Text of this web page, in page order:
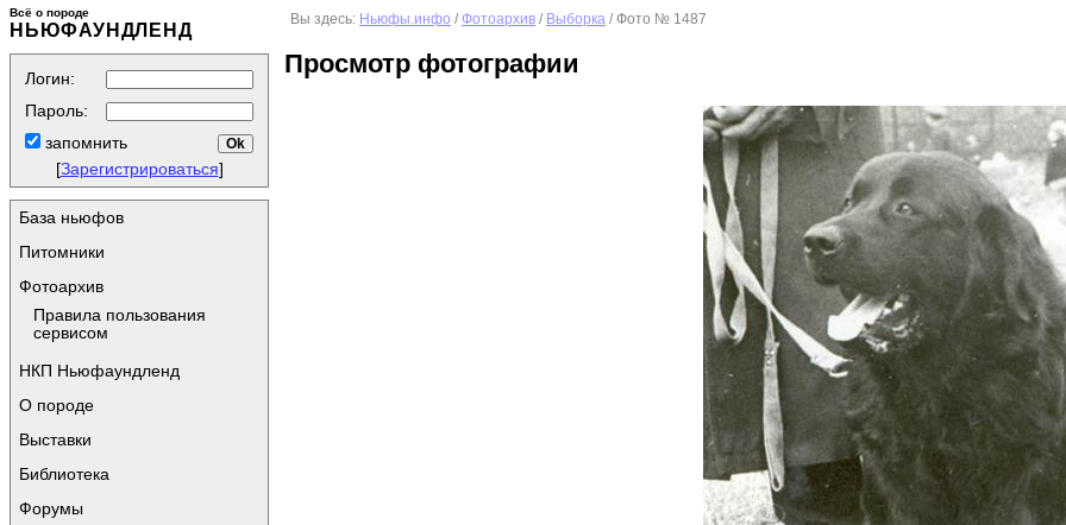
Всё о породе
НЬЮФАУНДЛЕНД
Логин:
Пароль:
запомнить
[Зарегистрироваться]
База ньюфов
Питомники
Фотоархив
Правила пользования
сервисом
НКП Ньюфаундленд
О породе
Выставки
Библиотека
Форумы
Вы здесь: Ньюфы.инфо /Фотоархив / Выборка / Фото № 1487
Просмотр фотографии